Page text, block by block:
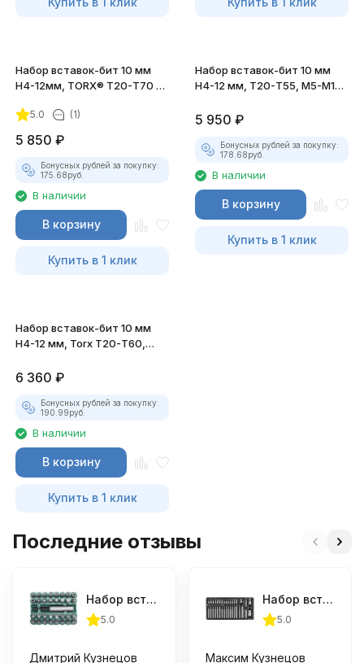
Набор вставок-бит 10 мм
Н4-12мм, TORX® Т20-Т70 и
5.0 (1)
5 850 ₽
Бонусных рублей за покупку:
175.68руб.
В наличии
В корзину
Купить в 1 клик
Набор вставок-бит 10 мм
H4-12 мм, Т20-Т55, M5-M12,
5 950 ₽
Бонусных рублей за покупку:
178.68руб.
В наличии
В корзину
Купить в 1 клик
Набор вставок-бит 10 мм
H4-12 мм, Torx Т20-Т60,
6 360 ₽
Бонусных рублей за покупку:
190.99руб.
В наличии
В корзину
Купить в 1 клик
Последние отзывы
Набор вставок-бит, 33 предмета
5.0
Дмитрий Кузнецов
Набор вставок-бит 10 мм Н4-12мм, TORX® Т20-Т70 и адаптеров
5.0
Максим Кузнецов